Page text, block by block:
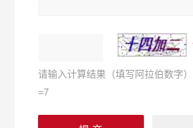
请输入计算结果（填写阿拉伯数字
=7